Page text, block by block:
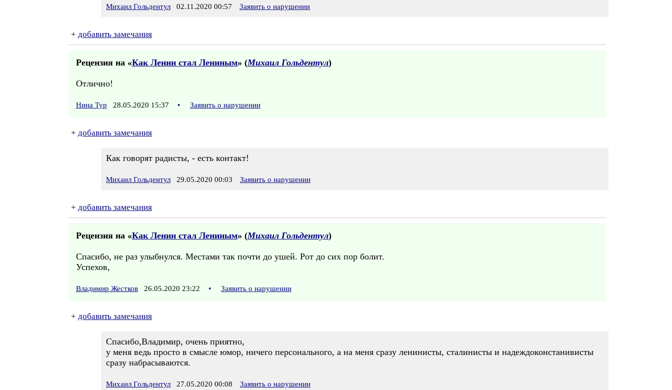
Михаил Гольдентул 02.11.2020 00:57 Заявить о нарушении
+ добавить замечания
Рецензия на «Как Ленин стал Лениным» (Михаил Гольдентул)
Отлично!
Нина Тур 28.05.2020 15:37 • Заявить о нарушении
+ добавить замечания
Как говорят радисты, - есть контакт!
Михаил Гольдентул 29.05.2020 00:03 Заявить о нарушении
+ добавить замечания
Рецензия на «Как Ленин стал Лениным» (Михаил Гольдентул)
Спасибо, не раз улыбнулся. Местами так почти до ушей. Рот до сих пор болит.
Успехов,
Владимир Жестков 26.05.2020 23:22 • Заявить о нарушении
+ добавить замечания
Спасибо,Владимир, очень приятно,
у меня ведь просто в смысле юмор, ничего персонального, а на меня сразу ленинисты, сталинисты и надеждоконстанивисты
сразу набрасываются.
Михаил Гольдентул 27.05.2020 00:08 Заявить о нарушении